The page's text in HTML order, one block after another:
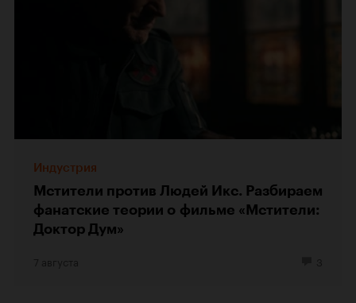
Индустрия
Мстители против Людей Икс. Разбираем
фанатские теории о фильме «Мстители:
Доктор Дум»